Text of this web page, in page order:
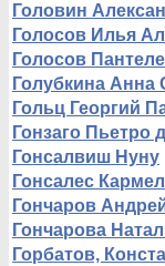
Головин
Голосов Илья
Голосов
Голубкина Анна
Гольц Георгий
Гонзаго Пьетро
Гонсалвиш Нуну
Гонсалес
Гончаров
Гончарова
Горбатов,